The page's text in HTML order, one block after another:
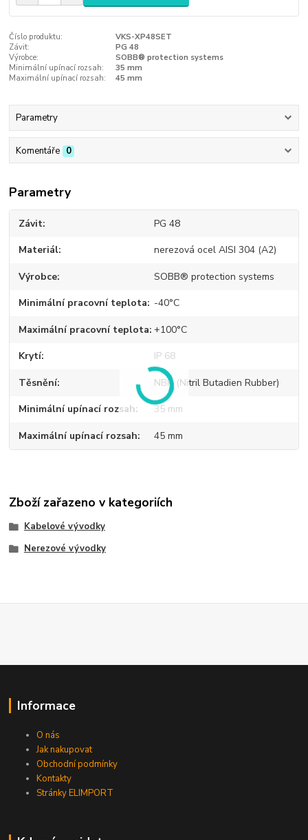
Číslo produktu:
VKS-XP48SET
Závit:
PG 48
Výrobce:
SOBB® protection systems
Minimální upínací rozsah:
35 mm
Maximální upínací rozsah:
45 mm
Parametry
Komentáře 0
Parametry
Závit PG 48
Materiál nerezová ocel AISI 304 (A2)
Výrobce SOBB® protection systems
Minimální pracovní teplota -40°C
Maximální pracovní teplota +100°C
Krytí IP 68
Těsnění NBR (Nitril Butadien Rubber)
Minimální upínací rozsah 35 mm
Maximální upínací rozsah 45 mm
Zboží zařazeno v kategoriích
Kabelové vývodky
Nerezové vývodky
Informace
O nás
Jak nakupovat
Obchodní podmínky
Kontakty
Stránky ELIMPORT